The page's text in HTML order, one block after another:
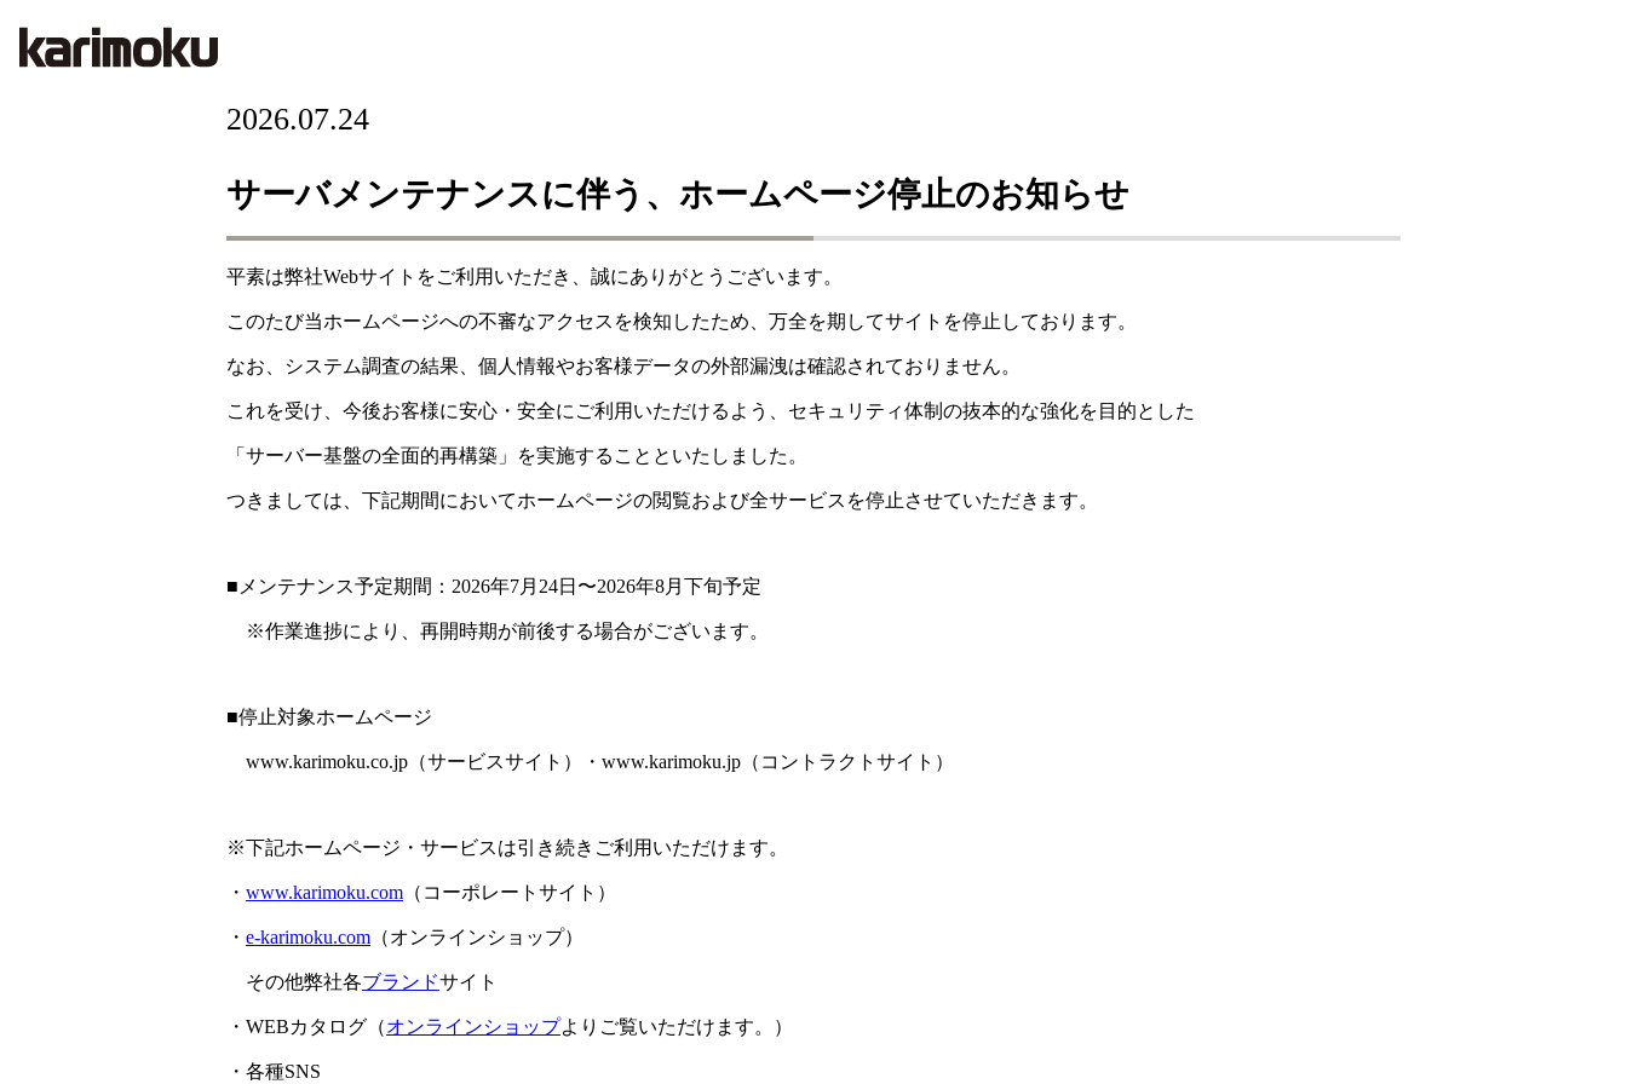
2026.07.24
サーバメンテナンスに伴う、ホームページ停止のお知らせ
平素は弊社Webサイトをご利用いただき、誠にありがとうございます。
このたび当ホームページへの不審なアクセスを検知したため、万全を期してサイトを停止しております。
なお、システム調査の結果、個人情報やお客様データの外部漏洩は確認されておりません。
これを受け、今後お客様に安心・安全にご利用いただけるよう、セキュリティ体制の抜本的な強化を目的とした
「サーバー基盤の全面的再構築」を実施することといたしました。
つきましては、下記期間においてホームページの閲覧および全サービスを停止させていただきます。
■メンテナンス予定期間：2026年7月24日〜2026年8月下旬予定
※作業進捗により、再開時期が前後する場合がございます。
■停止対象ホームページ
www.karimoku.co.jp（サービスサイト）・www.karimoku.jp（コントラクトサイト）
※下記ホームページ・サービスは引き続きご利用いただけます。
・ www.karimoku.com （コーポレートサイト）
・ e-karimoku.com （オンラインショップ）
その他弊社各ブランドサイト
・WEBカタログ（オンラインショップよりご覧いただけます。）
・各種SNS